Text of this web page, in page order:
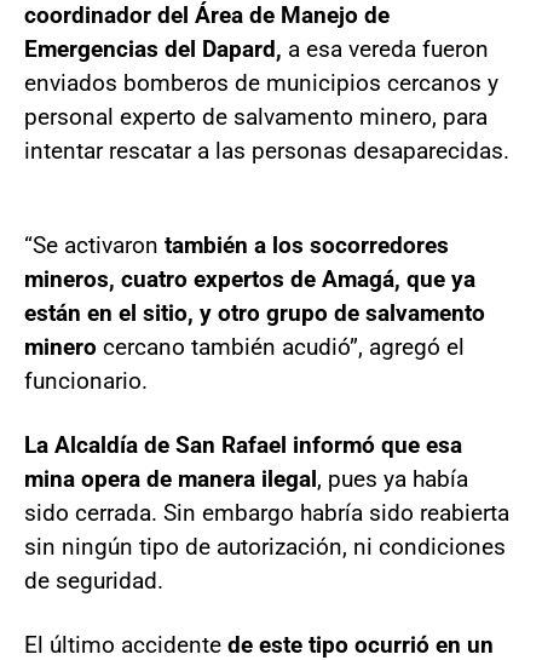
coordinador del Área de Manejo de
Emergencias del Dapard, a esa vereda fueron
enviados bomberos de municipios cercanos y
personal experto de salvamento minero, para
intentar rescatar a las personas desaparecidas.
“Se activaron también a los socorredores
mineros, cuatro expertos de Amagá, que ya
están en el sitio, y otro grupo de salvamento
minero cercano también acudió”, agregó el
funcionario.
La Alcaldía de San Rafael informó que esa
mina opera de manera ilegal, pues ya había
sido cerrada. Sin embargo habría sido reabierta
sin ningún tipo de autorización, ni condiciones
de seguridad.
El último accidente de este tipo ocurrió en un